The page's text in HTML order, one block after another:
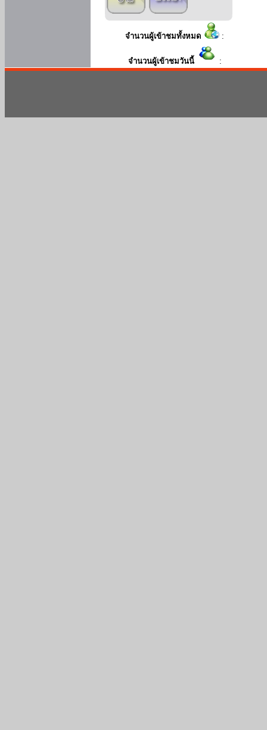
จำนวนผู้เข้าชมทั้งหมด :
จำนวนผู้เข้าชมวันนี้ :